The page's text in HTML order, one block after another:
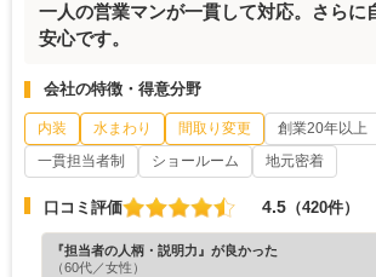
一人の営業マンが一貫して対応。さらに
安心です。
会社の特徴・得意分野
内装 水まわり 間取り変更 創業20年以上
一貫担当者制
ショールーム 地元密着
口コミ評価 4.5 （420件）
『担当者の人柄・説明力』が良かった
（60代／女性）